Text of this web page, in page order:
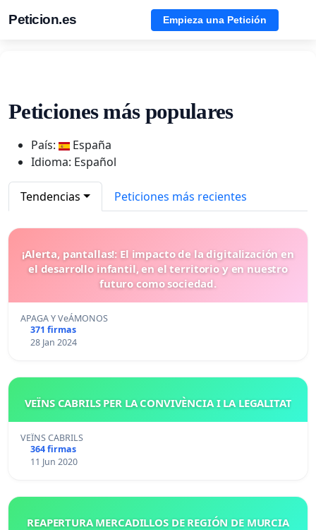
Peticion.es Empieza una Petición
Peticiones más populares
País:
España
Idioma: Español
Tendencias Peticiones más recientes
¡Alerta, pantallas!: El impacto de la digitalización en
el desarrollo infantil, en el territorio y en nuestro
futuro como sociedad.
APAGA Y VeÁMONOS
371 firmas
28 Jan 2024
VEÏNS CABRILS PER LA CONVIVÈNCIA I LA LEGALITAT
VEÏNS CABRILS
364 firmas
11 Jun 2020
REAPERTURA MERCADILLOS DE REGIÓN DE MURCIA